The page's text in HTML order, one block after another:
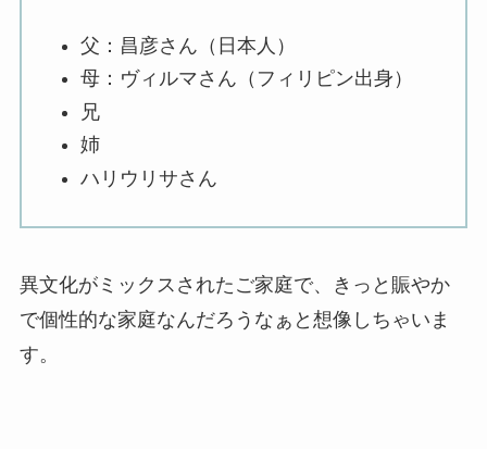
父：昌彦さん（日本人）
母：ヴィルマさん（フィリピン出身）
兄
姉
ハリウリサさん
異文化がミックスされたご家庭で、きっと賑やか
で個性的な家庭なんだろうなぁと想像しちゃいま
す。